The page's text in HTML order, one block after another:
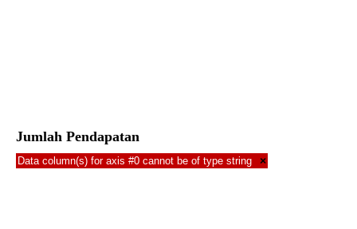
Jumlah Pendapatan
Data column(s) for axis #0 cannot be of type string ×